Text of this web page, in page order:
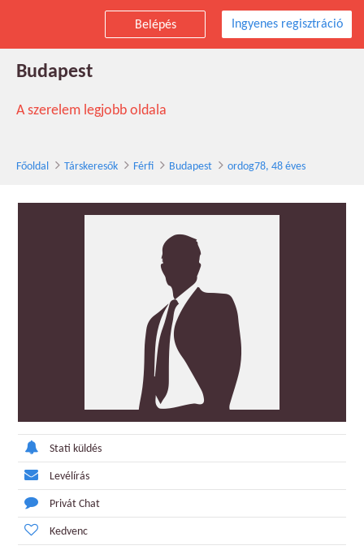
Belépés Ingyenes regisztráció
ordog78 társkereső férfi, 48 éves,
Budapest
A szerelem legjobb oldala
Főoldal Társkeresők Férfi Budapest ordog78, 48 éves
Stati küldés
Levélírás
Privát Chat
Kedvenc